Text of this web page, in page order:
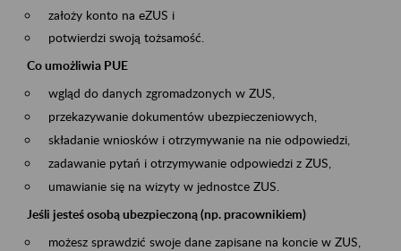
założy konto na eZUS i
potwierdzi swoją tożsamość.
Co umożliwia PUE
wgląd do danych zgromadzonych w ZUS,
przekazywanie dokumentów ubezpieczeniowych,
składanie wniosków i otrzymywanie na nie odpowiedzi,
zadawanie pytań i otrzymywanie odpowiedzi z ZUS,
umawianie się na wizyty w jednostce ZUS.
Jeśli jesteś osobą ubezpieczoną (np. pracownikiem)
możesz sprawdzić swoje dane zapisane na koncie w ZUS,